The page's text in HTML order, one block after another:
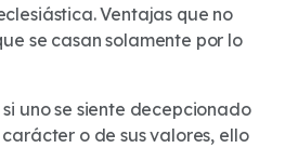
Ventajas que no
se casan solamente por lo
uno se siente decepcionado
o de sus valores, ello